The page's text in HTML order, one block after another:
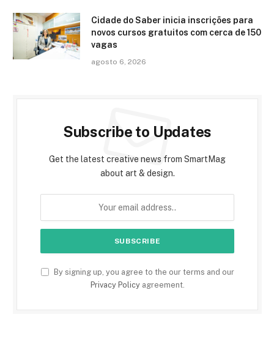
Cidade do Saber inicia inscrições para
novos cursos gratuitos com cerca de 150
vagas
agosto 6, 2026
Subscribe to Updates
Get the latest creative news from SmartMag
about art & design.
By signing up, you agree to the our terms and our
Privacy Policyagreement.